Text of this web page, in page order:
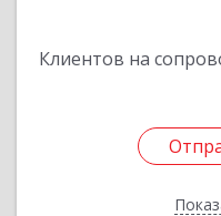
Клиентов на